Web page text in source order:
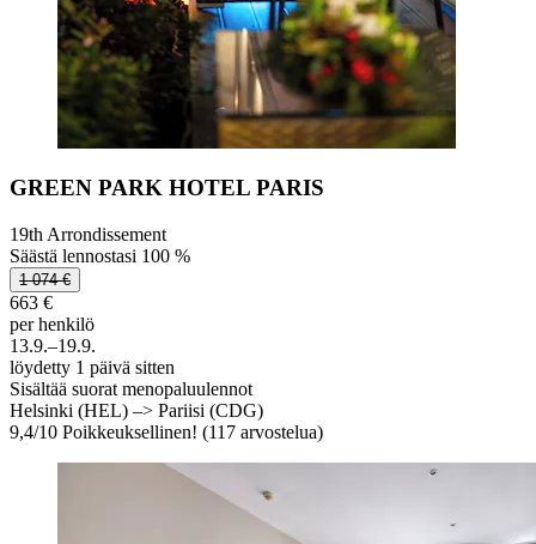
GREEN PARK HOTEL PARIS
19th Arrondissement
Säästä lennostasi 100 %
1 074 €
663 €
per henkilö
13.9.–19.9.
löydetty 1 päivä sitten
Sisältää suorat menopaluulennot
Helsinki (HEL) –> Pariisi (CDG)
9,4/10 Poikkeuksellinen! (117 arvostelua)